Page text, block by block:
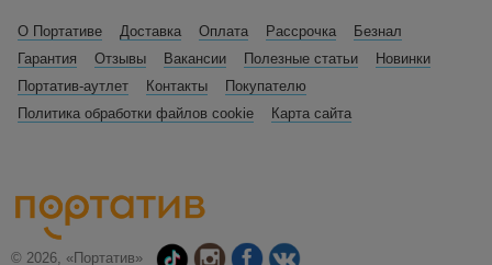
О Портативе Доставка Оплата Рассрочка
Безнал
Гарантия
Отзывы Вакансии Полезные статьи
Новинки
Портатив-аутлет
Контакты
Покупателю
Политика обработки файлов cookie
Карта сайта
© 2026, «Портатив»